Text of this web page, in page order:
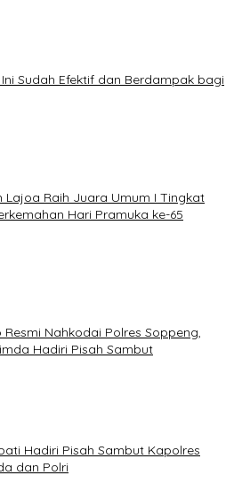
Sudah Efektif dan Berdampak bagi
Lajoa Raih Juara Umum I Tingkat
Hari Pramuka ke-65
Nahkodai Polres Soppeng,
Hadiri Pisah Sambut
Hadiri Pisah Sambut Kapolres
dan Polri